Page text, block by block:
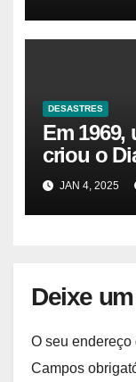
DESASTRES
Em 1969,
criou o
gasoduto
JAN 4, 2025
Deixe
O seu
Campos